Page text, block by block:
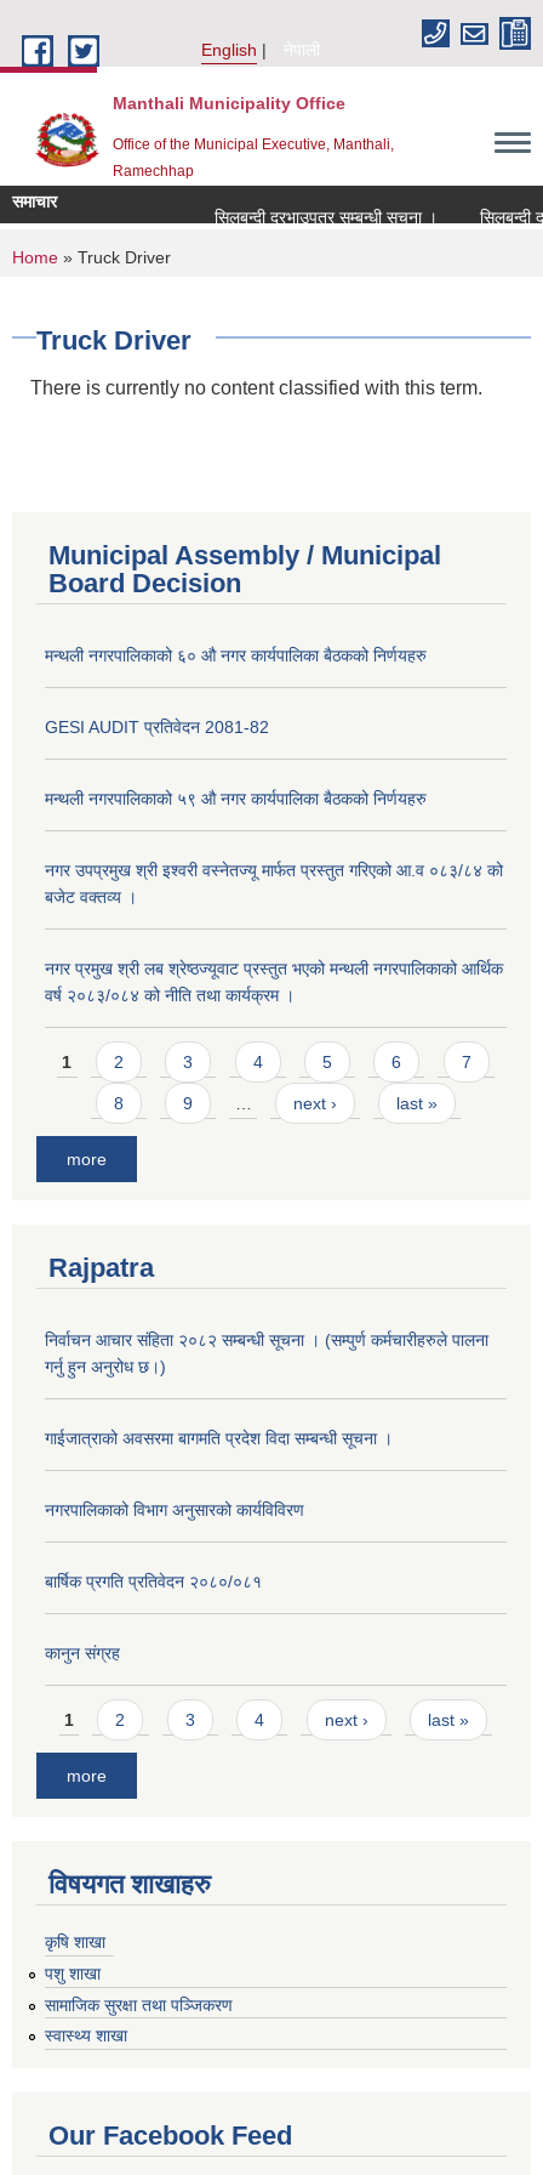
English
नेपाली
Manthali Municipality Office
Office of the Municipal Executive, Manthali,
Ramechhap
समाचार
सिलबन्दी दरभाउपत्र सम्बन्धी सूचना ।
सिलबन्दी
You are here
Home » Truck Driver
Truck Driver
There is currently no content classified with this term.
Municipal Assembly / Municipal
Board Decision
मन्थली नगरपालिकाको ६० औ नगर कार्यपालिका बैठकको निर्णयहरु
GESI AUDIT प्रतिवेदन 2081-82
मन्थली नगरपालिकाको ५९ औ नगर कार्यपालिका बैठकको निर्णयहरु
नगर उपप्रमुख श्री इश्वरी वस्नेतज्यू मार्फत प्रस्तुत गरिएको आ.व ०८३/८४ को
बजेट वक्तव्य ।
नगर प्रमुख श्री लब श्रेष्ठज्यूवाट प्रस्तुत भएको मन्थली नगरपालिकाको आर्थिक
वर्ष २०८३/०८४ को नीति तथा कार्यक्रम ।
Pages
1 2 3 4 5 6 7
8 9 next › last »
more
Rajpatra
निर्वाचन आचार संहिता २०८२ सम्बन्धी सूचना । (सम्पुर्ण कर्मचारीहरुले पालना
गर्नु हुन अनुरोध छ।)
गाईजात्राको अवसरमा बागमति प्रदेश विदा सम्बन्धी सूचना ।
नगरपालिकाको विभाग अनुसारको कार्यविविरण
बार्षिक प्रगति प्रतिवेदन २०८०/०८१
कानुन संग्रह
Pages
1 2 3 4 next › last »
more
विषयगत शाखाहरु
कृषि शाखा
पशु शाखा
सामाजिक सुरक्षा तथा पञ्जिकरण
स्वास्थ्य शाखा
Our Facebook Feed